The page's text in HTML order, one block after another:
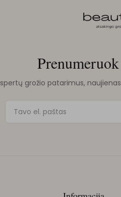
grožio patarimus,